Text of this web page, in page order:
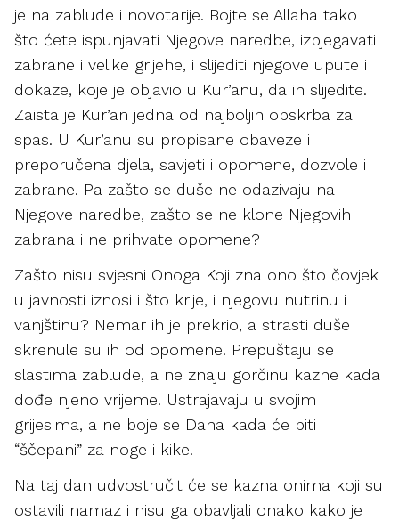
je na zablude i novotarije. Bojte se Allaha tako
što ćete ispunjavati Njegove naredbe, izbjegavati
zabrane i velike grijehe, i slijediti njegove upute i
dokaze, koje je objavio u Kur’anu, da ih slijedite.
Zaista je Kur’an jedna od najboljih opskrba za
spas. U Kur’anu su propisane obaveze i
preporučena djela, savjeti i opomene, dozvole i
zabrane. Pa zašto se duše ne odazivaju na
Njegove naredbe, zašto se ne klone Njegovih
zabrana i ne prihvate opomene?
Zašto nisu svjesni Onoga Koji zna ono što čovjek
u javnosti iznosi i što krije, i njegovu nutrinu i
vanjštinu? Nemar ih je prekrio, a strasti duše
skrenule su ih od opomene. Prepuštaju se
slastima zablude, a ne znaju gorčinu kazne kada
dođe njeno vrijeme. Ustrajavaju u svojim
grijesima, a ne boje se Dana kada će biti
“ščepani” za noge i kike.
Na taj dan udvostručit će se kazna onima koji su
ostavili namaz i nisu ga obavljali onako kako je